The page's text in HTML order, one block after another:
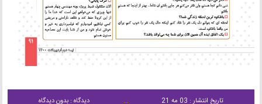
تاریخ انتشار : 03 مه 21 دیدگاه : بدون دیدگاه